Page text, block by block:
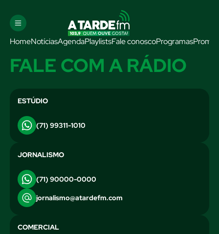
HomeNotíciasAgendaPlaylistsFale conoscoProgramas
FALE COM A RÁDIO
ESTÚDIO
(71) 99311-1010
JORNALISMO
(71) 90000-0000
jornalismo@atardefm.com
COMERCIAL